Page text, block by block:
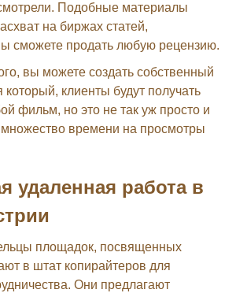
Подобные материалы
на биржах статей,
сможете продать любую рецензию.
вы можете создать собственный
который, клиенты будут получать
фильм, но это не так уж просто и
множество времени на просмотры
удаленная работа в
площадок, посвященных
в штат копирайтеров для
Они предлагают